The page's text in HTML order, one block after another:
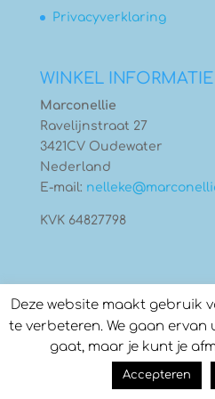
Privacyverklaring
WINKEL INFORMATIE
Marconellie
Ravelijnstraat 27
3421CV Oudewater
Nederland
E-mail:
KVK 64827798
© Copyright 2026
Compass
Deze website maakt gebruik
te verbeteren. We gaan
gaat, maar je kunt je
Accepteren